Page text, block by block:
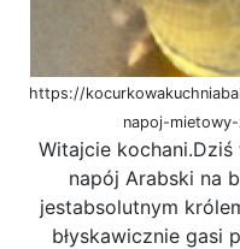
https://
napoj-
Witajcie
napój Arabski na
jestabsolutnym
błyskawicznie gasi